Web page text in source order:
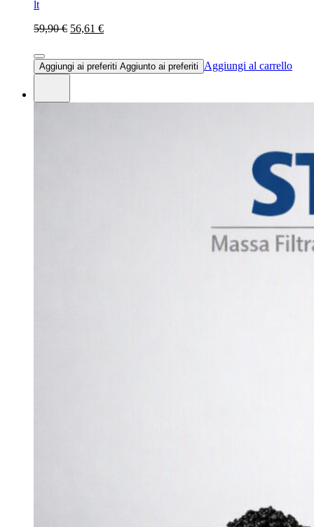
lt
59,90 € 56,61 €
Aggiungi ai preferiti Aggiunto ai preferiti Aggiungi al carrello